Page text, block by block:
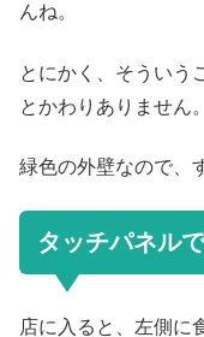
んね。
とにかく、そういう
とかわりありません。
緑色の外壁なので、
タッチパネル
店に入ると、左側に